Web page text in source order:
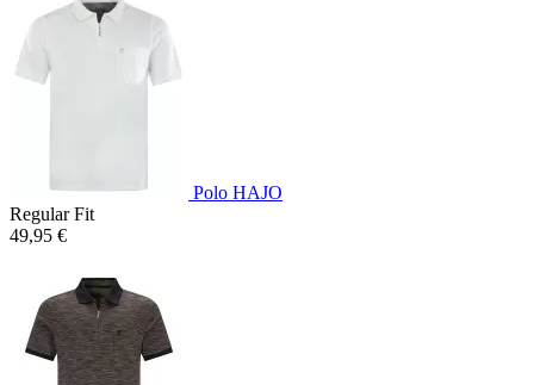
Polo HAJO
Regular Fit
49,95 €